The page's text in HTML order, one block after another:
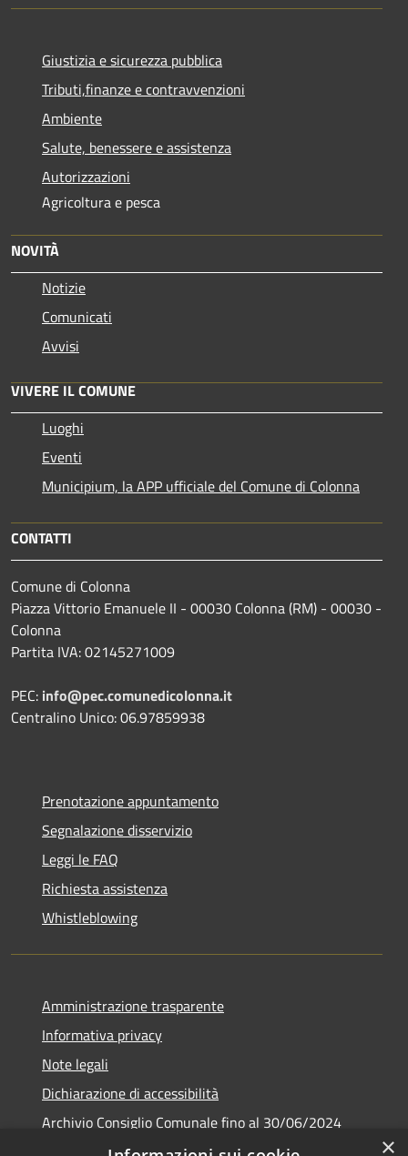
Giustizia e sicurezza pubblica
Tributi,finanze e contravvenzioni
Ambiente
Salute, benessere e assistenza
Autorizzazioni
Agricoltura e pesca
NOVITÀ
Notizie
Comunicati
Avvisi
VIVERE IL COMUNE
Luoghi
Eventi
Municipium, la APP ufficiale del Comune di Colonna
CONTATTI
Comune di Colonna
Piazza Vittorio Emanuele II - 00030 Colonna (RM) - 00030 -
Colonna
Partita IVA: 02145271009
PEC: info@pec.comunedicolonna.it
Centralino Unico: 06.97859938
Prenotazione appuntamento
Segnalazione disservizio
Leggi le FAQ
Richiesta assistenza
Whistleblowing
Amministrazione trasparente
Informativa privacy
Note legali
Dichiarazione di accessibilità
Archivio Consiglio Comunale fino al 30/06/2024
Consiglio Comunale Online
×